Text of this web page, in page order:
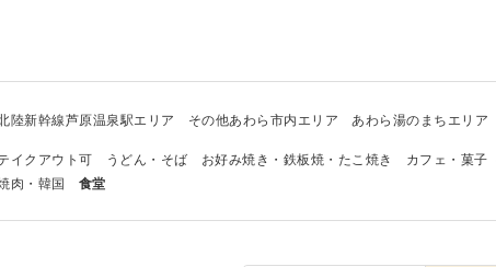
陸新幹線芦原温泉駅エリア その他あわら市内エリア あわら湯のまちエリア
イクアウト可 うどん・そば お好み焼き・鉄板焼・たこ焼き カフェ・菓子
肉・韓国
食堂